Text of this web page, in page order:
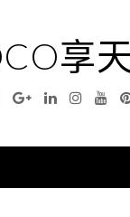
享
TwitterGoogleLinkedin